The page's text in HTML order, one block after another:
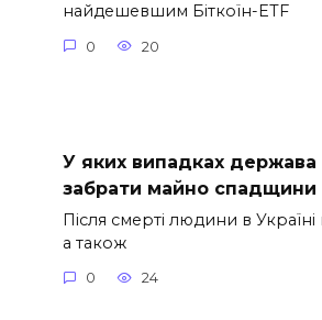
найдешевшим Біткоїн-ETF
0 20
У яких випадках
забрати майно спадщини
Після смерті людини в Україні
а також
0 24